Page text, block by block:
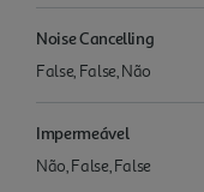
Noise Cancelling
False, False, Não
Impermeável
Não, False, False